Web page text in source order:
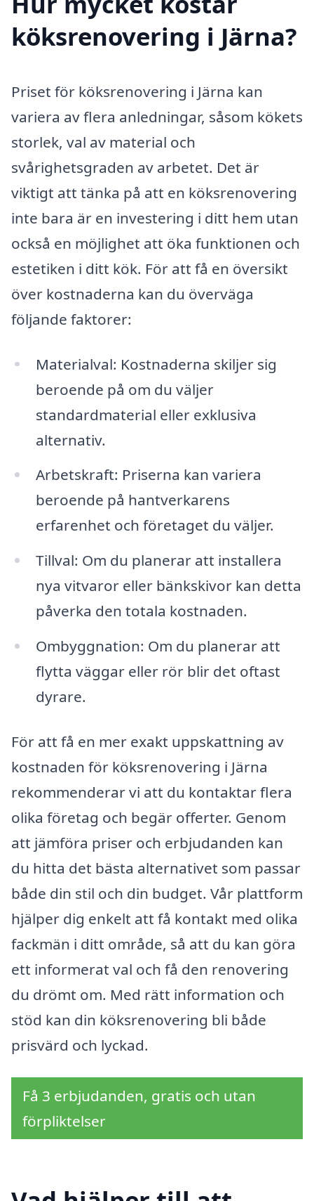
köksrenovering i Järna?
Priset för köksrenovering i Järna kan
variera av flera anledningar, såsom kökets
storlek, val av material och
svårighetsgraden av arbetet. Det är
viktigt att tänka på att en köksrenovering
inte bara är en investering i ditt hem utan
också en möjlighet att öka funktionen och
estetiken i ditt kök. För att få en översikt
över kostnaderna kan du överväga
följande faktorer:
Materialval: Kostnaderna skiljer sig
beroende på om du väljer
standardmaterial eller exklusiva
alternativ.
Arbetskraft: Priserna kan variera
beroende på hantverkarens
erfarenhet och företaget du väljer.
Tillval: Om du planerar att installera
nya vitvaror eller bänkskivor kan detta
påverka den totala kostnaden.
Ombyggnation: Om du planerar att
flytta väggar eller rör blir det oftast
dyrare.
För att få en mer exakt uppskattning av
kostnaden för köksrenovering i Järna
rekommenderar vi att du kontaktar flera
olika företag och begär offerter. Genom
att jämföra priser och erbjudanden kan
du hitta det bästa alternativet som passar
både din stil och din budget. Vår plattform
hjälper dig enkelt att få kontakt med olika
fackmän i ditt område, så att du kan göra
ett informerat val och få den renovering
du drömt om. Med rätt information och
stöd kan din köksrenovering bli både
prisvärd och lyckad.
Få 3 erbjudanden, gratis och utan
förpliktelser